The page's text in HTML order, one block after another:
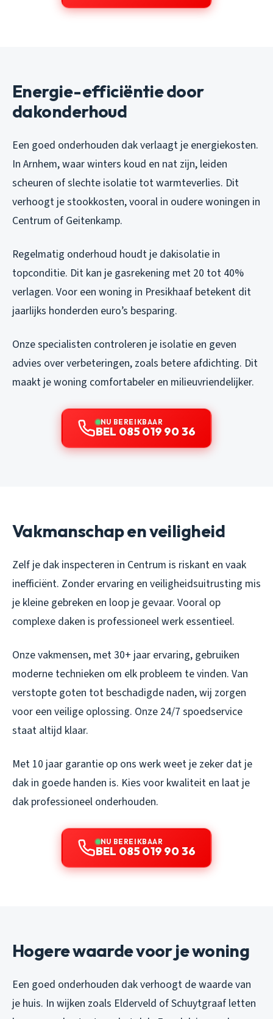
Energie-efficiëntie door
dakonderhoud
Een goed onderhouden dak verlaagt je energiekosten.
In Arnhem, waar winters koud en nat zijn, leiden
scheuren of slechte isolatie tot warmteverlies. Dit
verhoogt je stookkosten, vooral in oudere woningen in
Centrum of Geitenkamp.
Regelmatig onderhoud houdt je dakisolatie in
topconditie. Dit kan je gasrekening met 20 tot 40%
verlagen. Voor een woning in Presikhaaf betekent dit
jaarlijks honderden euro’s besparing.
Onze specialisten controleren je isolatie en geven
advies over verbeteringen, zoals betere afdichting. Dit
maakt je woning comfortabeler en milieuvriendelijker.
NU BEREIKBAAR
BEL 085 019 90 36
Vakmanschap en veiligheid
Zelf je dak inspecteren in Centrum is riskant en vaak
inefficiënt. Zonder ervaring en veiligheidsuitrusting mis
je kleine gebreken en loop je gevaar. Vooral op
complexe daken is professioneel werk essentieel.
Onze vakmensen, met 30+ jaar ervaring, gebruiken
moderne technieken om elk probleem te vinden. Van
verstopte goten tot beschadigde naden, wij zorgen
voor een veilige oplossing. Onze 24/7 spoedservice
staat altijd klaar.
Met 10 jaar garantie op ons werk weet je zeker dat je
dak in goede handen is. Kies voor kwaliteit en laat je
dak professioneel onderhouden.
NU BEREIKBAAR
BEL 085 019 90 36
Hogere waarde voor je woning
Een goed onderhouden dak verhoogt de waarde van
je huis. In wijken zoals Elderveld of Schuytgraaf letten